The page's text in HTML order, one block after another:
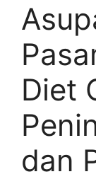
Diet
dan